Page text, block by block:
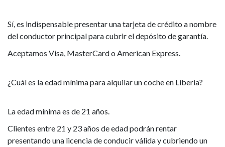
Sí, es indispensable presentar una tarjeta de crédito a nombre
del conductor principal para cubrir el depósito de garantía.
Aceptamos Visa, MasterCard o American Express.
¿Cuál es la edad mínima para alquilar un coche en Liberia?
La edad mínima es de 21 años.
Clientes entre 21 y 23 años de edad podrán rentar
presentando una licencia de conducir válida y cubriendo un